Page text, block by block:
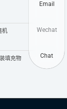
机
填充物
Email
Wechat
Chat